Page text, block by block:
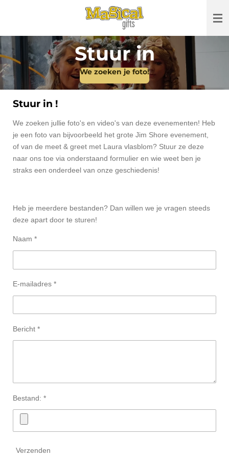
de
hoofdinhoud
Stuur in
We zoeken je foto!
Stuur in !
We zoeken jullie foto's en video's van deze evenementen! Heb
je een foto van bijvoorbeeld het grote Jim Shore evenement,
of van de meet & greet met Laura vlasblom? Stuur ze deze
naar ons toe via onderstaand formulier en wie weet ben je
straks een onderdeel van onze geschiedenis!
Heb je meerdere bestanden? Dan willen we je vragen steeds
deze apart door te sturen!
Naam *
E-mailadres *
Bericht *
Bestand: *
Verzenden